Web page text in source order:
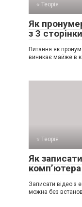
⭐ Теорія
Як
з 3 сторінки
Питання як
виникає майже в
⭐ Теорія
Як
Записати відео з
можна без